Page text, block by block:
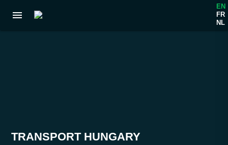
menu
EN
FR
NL
TRANSPORT HUNGARY